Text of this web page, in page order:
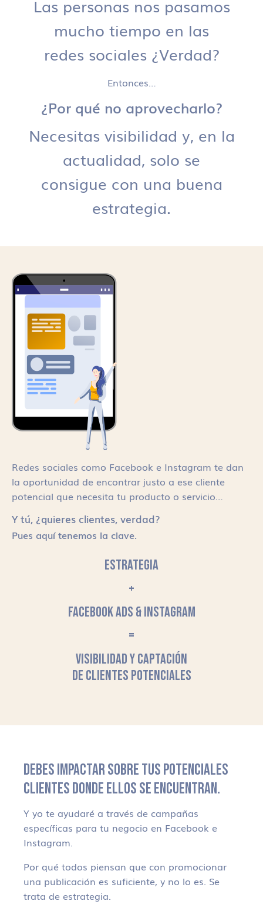
Las personas nos pasamos
mucho tiempo en las
redes sociales ¿Verdad?
Entonces…
¿Por qué no aprovecharlo?
Necesitas visibilidad y, en la
actualidad, solo se
consigue con una buena
estrategia.
Redes sociales como Facebook e Instagram te dan
la oportunidad de encontrar justo a ese cliente
potencial que necesita tu producto o servicio…
Y tú, ¿quieres clientes, verdad?
Pues aquí tenemos la clave.
ESTRATEGIA
+
FACEBOOK ADS & INSTAGRAM
=
VISIBILIDAD Y CAPTACIÓN
DE CLIENTES POTENCIALES
DEBES IMPACTAR SOBRE TUS POTENCIALES
CLIENTES DONDE ELLOS SE ENCUENTRAN.
Y yo te ayudaré a través de campañas
específicas para tu negocio en Facebook e
Instagram.
Por qué todos piensan que con promocionar
una publicación es suficiente, y no lo es. Se
trata de estrategia.